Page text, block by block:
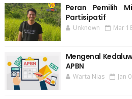
Peran Pemilih
Partisipatif
Unknown Mar
Mengenal
APBN
Warta Nias Jan